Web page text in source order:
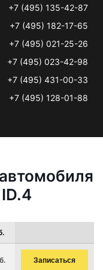
+7 (495) 135-42-87
+7 (495) 182-17-65
+7 (495) 021-25-26
+7 (495) 023-42-98
+7 (495) 431-00-33
+7 (495) 128-01-88
Записаться